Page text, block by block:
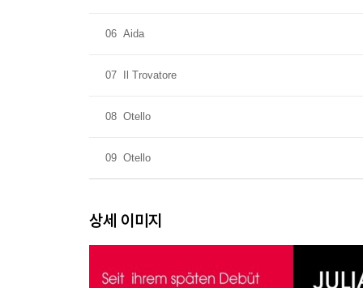
06 Aida
07 Il Trovatore
08 Otello
09 Otello
상세 이미지